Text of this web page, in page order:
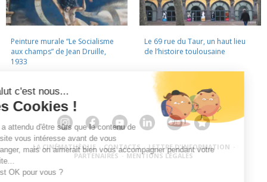
Peinture murale “Le Socialisme
aux champs” de Jean Druille,
1933
Le 69 rue du Taur, un haut lieu
de l’histoire toulousaine
LA CINÉMATHÈQUE · CONTACTS · LETTRE D'INFORMATION ·
PARTENAIRES · MENTIONS LÉGALES